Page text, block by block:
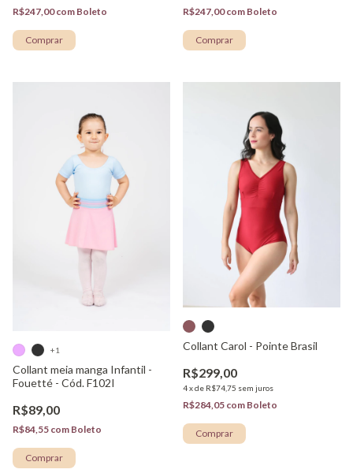
R$247,00com Boleto
Comprar
R$247,00com Boleto
Comprar
Collant meia manga Infantil -
Fouetté - Cód. F102I
R$89,00
R$84,55 com Boleto
+1
Comprar
Collant Carol - Pointe Brasil
R$299,00
4xde R$74,75 sem juros
R$284,05 com Boleto
Comprar